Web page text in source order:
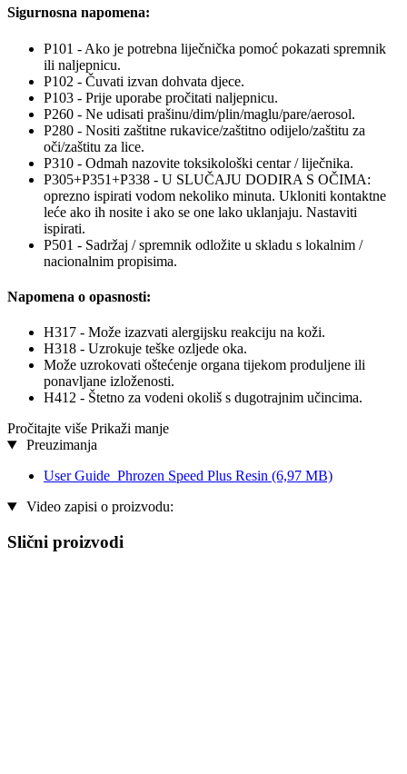
Sigurnosna napomena:
P101 - Ako je potrebna liječnička pomoć pokazati spremnik
ili naljepnicu.
P102 - Čuvati izvan dohvata djece.
P103 - Prije uporabe pročitati naljepnicu.
P260 - Ne udisati prašinu/dim/plin/maglu/pare/aerosol.
P280 - Nositi zaštitne rukavice/zaštitno odijelo/zaštitu za
oči/zaštitu za lice.
P310 - Odmah nazovite toksikološki centar / liječnika.
P305+P351+P338 - U SLUČAJU DODIRA S OČIMA:
oprezno ispirati vodom nekoliko minuta. Ukloniti kontaktne
leće ako ih nosite i ako se one lako uklanjaju. Nastaviti
ispirati.
P501 - Sadržaj / spremnik odložite u skladu s lokalnim /
nacionalnim propisima.
Napomena o opasnosti:
H317 - Može izazvati alergijsku reakciju na koži.
H318 - Uzrokuje teške ozljede oka.
Može uzrokovati oštećenje organa tijekom produljene ili
ponavljane izloženosti.
H412 - Štetno za vodeni okoliš s dugotrajnim učincima.
Pročitajte više Prikaži manje
Preuzimanja
User Guide_Phrozen Speed Plus Resin (6,97 MB)
Video zapisi o proizvodu:
Slični proizvodi